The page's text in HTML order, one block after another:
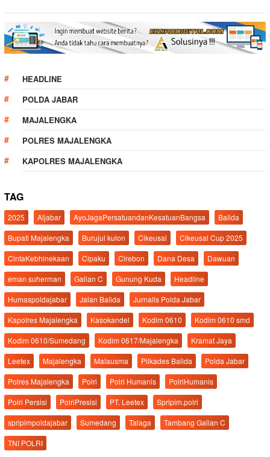
HEADLINE
POLDA JABAR
MAJALENGKA
POLRES MAJALENGKA
KAPOLRES MAJALENGKA
TAG
2025 Aljabar AyoJagaPersatuandanKesatuanBangsa
Balida
Bupati Majalengka
Burujul kulon Cikeusal
Cikeusal Cup 2025
CintaKebhinekaan
Cipaku Cirebon Dana Desa
Dawuan
eman suherman
Galian C Gunung Kuda
Headline
Humaspoldajabar
Jalan Balida
Jurnalis Polda Jabar
Kapolres Majalengka
Kasokandel Kodim 0610
Kodim 0610 smd
Kodim 0610/Sumedang
Kodim 0617/Majalengka
Kramat Jaya
Leetex
Majalengka Malausma Pilkades Balida
Polda Jabar
Polres Majalengka
Polri Polri Humanis
PolriHumanis
Polri Persisi
PolriPresisi PT. Leetex
Spripim.polri
spripimpoldajabar
Sumedang Talaga
Tambang Galian C
TNI POLRI